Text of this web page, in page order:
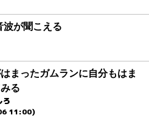
が聞こえる
まったガムランに自分もはま
る
ろ
11:00)